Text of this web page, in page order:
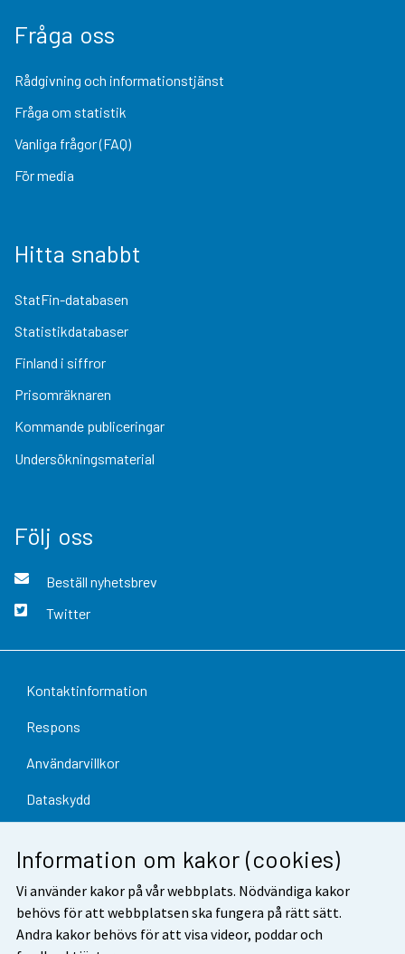
Information om kakor (cookies)
Vi använder kakor på vår webbplats. Nödvändiga kakor
behövs för att webbplatsen ska fungera på rätt sätt.
Andra kakor behövs för att visa videor, poddar och
Fråga oss
Rådgivning och informationstjänst
Fråga om statistik
Vanliga frågor (FAQ)
För media
Hitta snabbt
StatFin-databasen
Statistikdatabaser
Finland i siffror
Prisomräknaren
Kommande publiceringar
Undersökningsmaterial
Följ oss
Beställ nyhetsbrev
Twitter
Kontaktinformation
Respons
Användarvillkor
Dataskydd
Information om webbplatsen
Cookie-inställningar